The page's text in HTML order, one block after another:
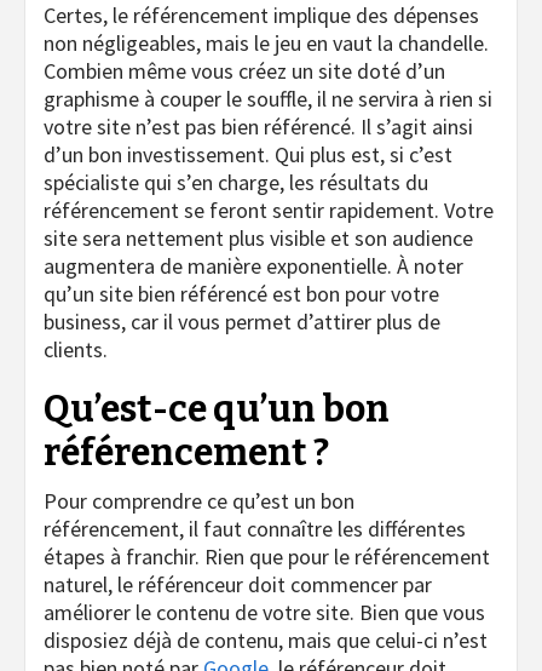
Certes, le référencement implique des dépenses
non négligeables, mais le jeu en vaut la chandelle.
Combien même vous créez un site doté d’un
graphisme à couper le souffle, il ne servira à rien si
votre site n’est pas bien référencé. Il s’agit ainsi
d’un bon investissement. Qui plus est, si c’est
spécialiste qui s’en charge, les résultats du
référencement se feront sentir rapidement. Votre
site sera nettement plus visible et son audience
augmentera de manière exponentielle. À noter
qu’un site bien référencé est bon pour votre
business, car il vous permet d’attirer plus de
clients.
Qu’est-ce qu’un bon
référencement ?
Pour comprendre ce qu’est un bon
référencement, il faut connaître les différentes
étapes à franchir. Rien que pour le référencement
naturel, le référenceur doit commencer par
améliorer le contenu de votre site. Bien que vous
disposiez déjà de contenu, mais que celui-ci n’est